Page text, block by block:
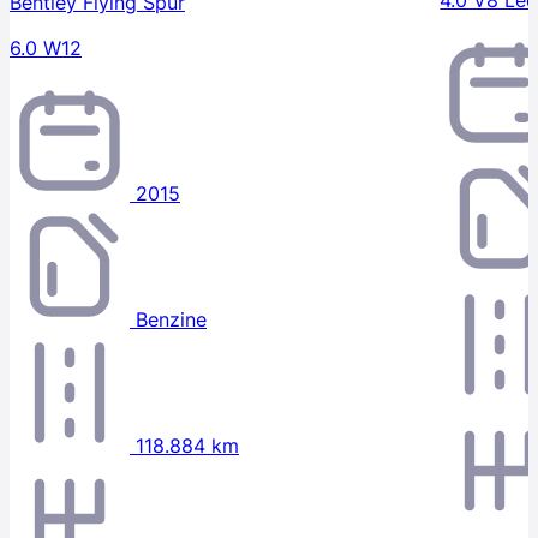
6.0 W12
2015
Benzine
118.884 km